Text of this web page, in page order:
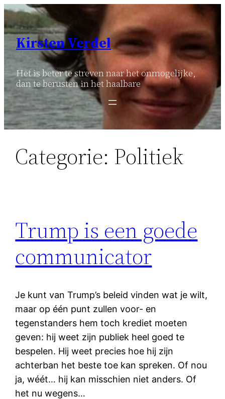
Ga
naar
inhoud
Kirsten Verdel
Het is beter te streven naar het onmogelijke,
dan te berusten in het haalbare
Categorie: Politiek
Trump is een goede
communicator
Je kunt van Trump’s beleid vinden wat je wilt,
maar op één punt zullen voor- en
tegenstanders hem toch krediet moeten
geven: hij weet zijn publiek heel goed te
bespelen. Hij weet precies hoe hij zijn
achterban het beste toe kan spreken. Of nou
ja, wéét… hij kan misschien niet anders. Of
het nu wegens…